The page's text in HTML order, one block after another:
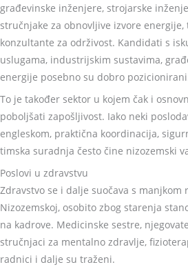
građevinske inženjere, strojarske
stručnjake za obnovljive izvore
konzultante za održivost. Kandidati s
uslugama, industrijskim sustavima,
energije posebno su dobro
To je također sektor u kojem čak i
poboljšati zapošljivost. Iako neki
engleskom, praktična koordinacija,
timska suradnja često čine nizozemski
Poslovi u zdravstvu
Zdravstvo se i dalje suočava s manjkom
Nizozemskoj, osobito zbog starenja
na kadrove. Medicinske sestre,
stručnjaci za mentalno zdravlje,
radnici i dalje su traženi.